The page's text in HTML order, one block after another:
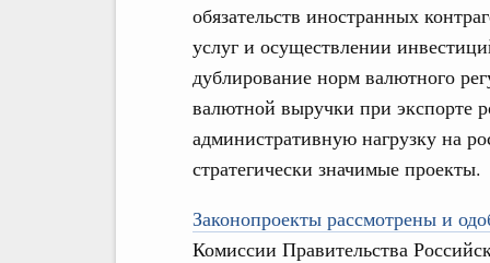
обязательств иностранных
услуг и осуществлении
дублирование норм валютного
валютной выручки при экспорте
административную нагрузку на
стратегически значимые проекты.
Законопроекты рассмотрены и
Комиссии Правительства